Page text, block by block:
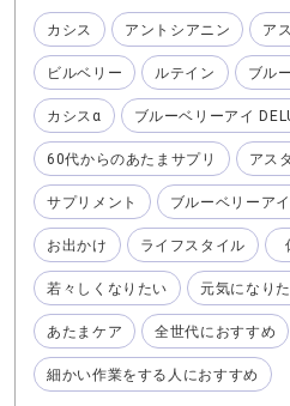
ナップ」と言う写真集📖 とって
ってらっしゃって、私もこんな
せていただきました。 それには
切! 『ブルーベリーアイ』🫐 『
３つでこれからもしっかりと「
って、色んな本を読んでいきた
イ』は、ひとみの注目健康成分
が豊富な北欧の野生種ブルーベ
していることはもちろん！ひと
類を厳選配合。ハーブでよく知
モンバーム、ラベンダーでひと
健康に導きます。 『カシスα』
ないカシス特有のアントシアニ
カシスアントシアニンこそが、
に起こるコリに働きかけます。
ジン37本分のルテインが含まれ
健康をサポートする「ゼアキサ
カシス アントシアニン ア
ビルベリー ルテイン ブル
カシスα ブルーベリーアイ
60代からのあたまサプリ アス
サプリメント ブルーベリーア
お出かけ ライフスタイル
若々しくなりたい 元気になり
あたまケア 全世代におすすめ
細かい作業をする人におすすめ